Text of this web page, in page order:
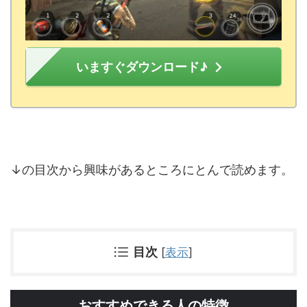
いますぐダウンロード♪
↓の目次から興味があるところにとんで読めます。
目次 [表示]